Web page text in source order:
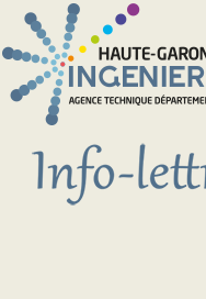
Aller au contenu principal